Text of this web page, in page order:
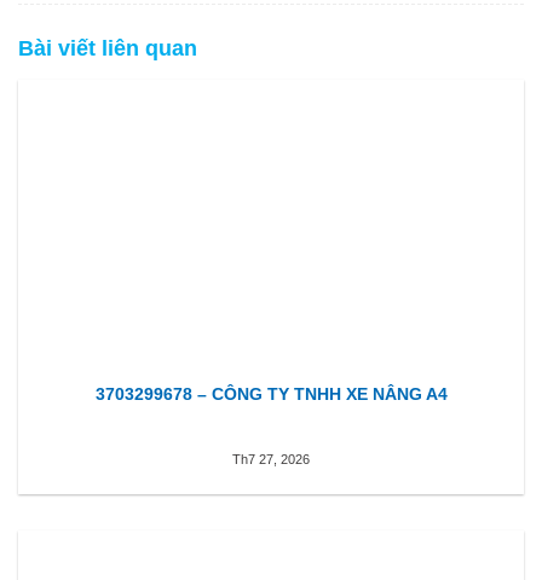
Bài viết liên quan
3703299678 – CÔNG TY TNHH XE NÂNG A4
Th7 27, 2026